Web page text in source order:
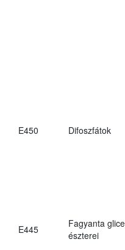
E450 Difoszfátok
E445
Fagyanta
észterei